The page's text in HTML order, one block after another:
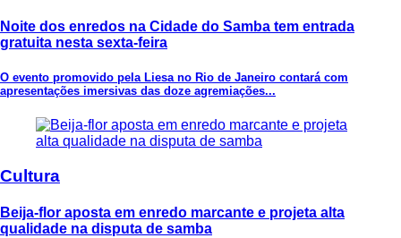
Noite dos enredos na Cidade do Samba tem entrada
gratuita nesta sexta-feira
O evento promovido pela Liesa no Rio de Janeiro contará com
apresentações imersivas das doze agremiações...
Cultura
Beija-flor aposta em enredo marcante e projeta alta
qualidade na disputa de samba